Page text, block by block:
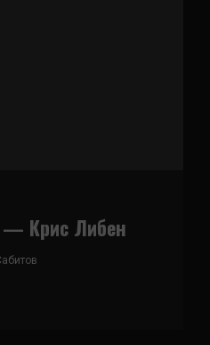
— Крис Либен